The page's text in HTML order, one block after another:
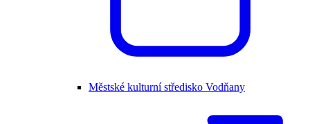
Městské kulturní středisko Vodňany